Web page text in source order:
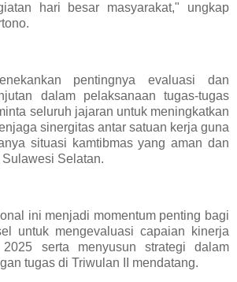
hari besar masyarakat," ungkap
pentingnya evaluasi dan
dalam pelaksanaan tugas-tugas
seluruh jajaran untuk meningkatkan
sinergitas antar satuan kerja guna
situasi kamtibmas yang aman dan
Selatan.
ini menjadi momentum penting bagi
untuk mengevaluasi capaian kinerja
serta menyusun strategi dalam
tugas di Triwulan II mendatang.